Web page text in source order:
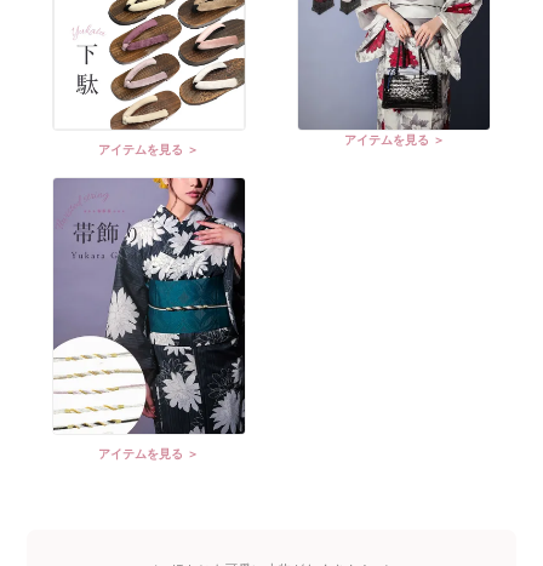
アイテムを見る ＞
アイテムを見る ＞
アイテムを見る ＞